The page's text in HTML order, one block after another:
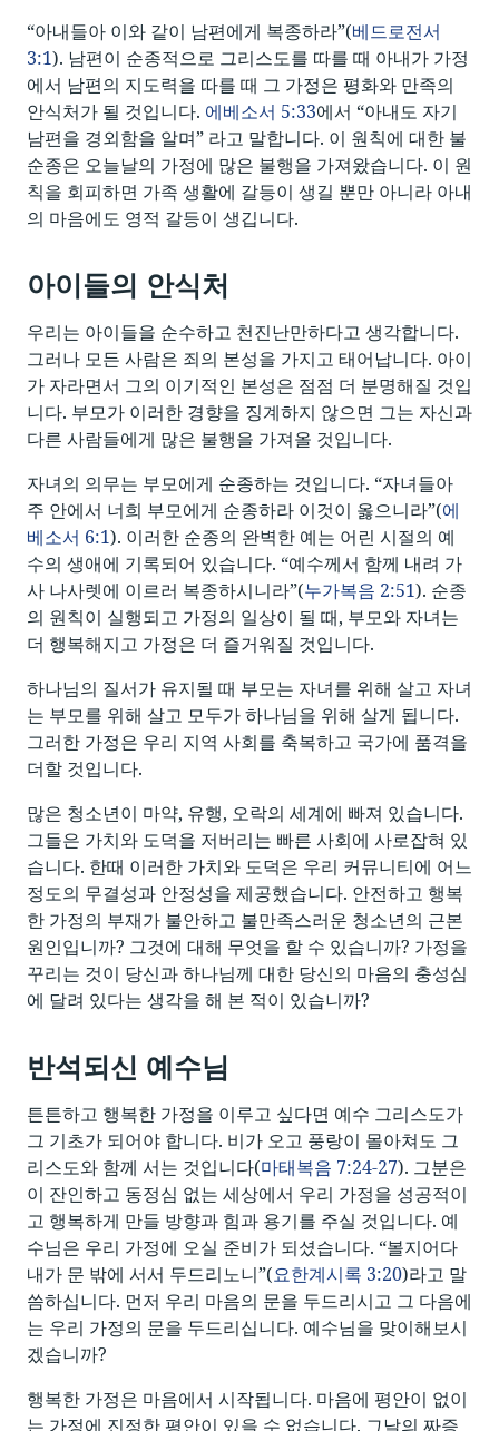
“아내들아 이와 같이 남편에게 복종하라”(베드로전서
3:1). 남편이 순종적으로 그리스도를 따를 때 아내가 가정
에서 남편의 지도력을 따를 때 그 가정은 평화와 만족의
안식처가 될 것입니다. 에베소서 5:33에서 “아내도 자기
남편을 경외함을 알며” 라고 말합니다. 이 원칙에 대한 불
순종은 오늘날의 가정에 많은 불행을 가져왔습니다. 이 원
칙을 회피하면 가족 생활에 갈등이 생길 뿐만 아니라 아내
의 마음에도 영적 갈등이 생깁니다.
아이들의 안식처
우리는 아이들을 순수하고 천진난만하다고 생각합니다.
그러나 모든 사람은 죄의 본성을 가지고 태어납니다. 아이
가 자라면서 그의 이기적인 본성은 점점 더 분명해질 것입
니다. 부모가 이러한 경향을 징계하지 않으면 그는 자신과
다른 사람들에게 많은 불행을 가져올 것입니다.
자녀의 의무는 부모에게 순종하는 것입니다. “자녀들아
주 안에서 너희 부모에게 순종하라 이것이 옳으니라”(에
베소서 6:1). 이러한 순종의 완벽한 예는 어린 시절의 예
수의 생애에 기록되어 있습니다. “예수께서 함께 내려 가
사 나사렛에 이르러 복종하시니라”(누가복음 2:51). 순종
의 원칙이 실행되고 가정의 일상이 될 때, 부모와 자녀는
더 행복해지고 가정은 더 즐거워질 것입니다.
하나님의 질서가 유지될 때 부모는 자녀를 위해 살고 자녀
는 부모를 위해 살고 모두가 하나님을 위해 살게 됩니다.
그러한 가정은 우리 지역 사회를 축복하고 국가에 품격을
더할 것입니다.
많은 청소년이 마약, 유행, 오락의 세계에 빠져 있습니다.
그들은 가치와 도덕을 저버리는 빠른 사회에 사로잡혀 있
습니다. 한때 이러한 가치와 도덕은 우리 커뮤니티에 어느
정도의 무결성과 안정성을 제공했습니다. 안전하고 행복
한 가정의 부재가 불안하고 불만족스러운 청소년의 근본
원인입니까? 그것에 대해 무엇을 할 수 있습니까? 가정을
꾸리는 것이 당신과 하나님께 대한 당신의 마음의 충성심
에 달려 있다는 생각을 해 본 적이 있습니까?
반석되신 예수님
튼튼하고 행복한 가정을 이루고 싶다면 예수 그리스도가
그 기초가 되어야 합니다. 비가 오고 풍랑이 몰아쳐도 그
리스도와 함께 서는 것입니다(마태복음 7:24-27). 그분은
이 잔인하고 동정심 없는 세상에서 우리 가정을 성공적이
고 행복하게 만들 방향과 힘과 용기를 주실 것입니다. 예
수님은 우리 가정에 오실 준비가 되셨습니다. “볼지어다
내가 문 밖에 서서 두드리노니”(요한계시록 3:20)라고 말
씀하십니다. 먼저 우리 마음의 문을 두드리시고 그 다음에
는 우리 가정의 문을 두드리십니다. 예수님을 맞이해보시
겠습니까?
행복한 가정은 마음에서 시작됩니다. 마음에 평안이 없이
는 가정에 진정한 평안이 있을 수 없습니다. 그날의 짜증